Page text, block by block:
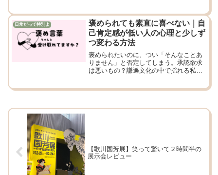
日常だって特別よ
褒められても素直に喜べない｜自
己肯定感が低い人の心理と少しず
つ変わる方法
褒められたいのに、つい「そんなことあ
りません」と否定してしまう。承認欲求
は悪いもの？謙遜文化の中で揺れる私
【歌川国芳展】笑って驚いて２時間半の
展示会レビュー